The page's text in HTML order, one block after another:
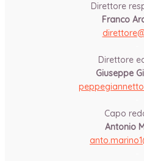
Direttore
Franco
Direttore
Giuseppe
Capo
Antonio